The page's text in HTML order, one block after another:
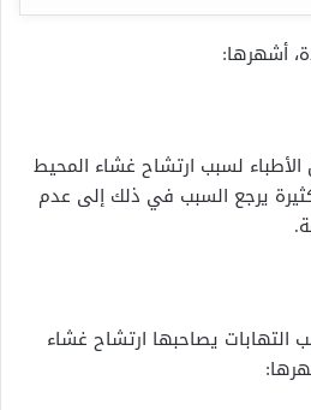
أشهرها:
لسبب ارتشاح غشاء المحيط
يرجع السبب في ذلك إلى عدم
التهابات يصاحبها ارتشاح غشاء